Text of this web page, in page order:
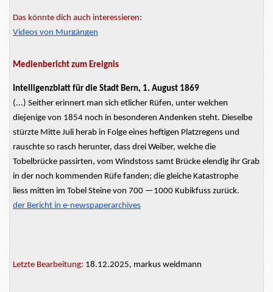
Das könnte dich auch interessieren:
Videos von Murgängen
Medienbericht zum Ereignis
Intelligenzblatt für die Stadt Bern, 1. August 1869
(...) Seither erinnert man sich etlicher Rüfen, unter welchen
diejenige von 1854 noch in besonderen Andenken steht. Dieselbe
stürzte Mitte Juli herab in Folge eines heftigen Platzregens und
rauschte so rasch herunter, dass drei Weiber, welche die
Tobelbrücke passirten, vom Windstoss samt Brücke elendig ihr Grab
in der noch kommenden Rüfe fanden; die gleiche Katastrophe
liess mitten im Tobel Steine von 700 —1000 Kubikfuss zurück.
der Bericht in e-newspaperarchives
Letzte Bearbeitung: 18.12.2025, markus weidmann